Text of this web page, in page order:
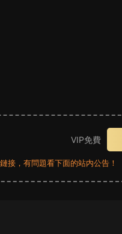
VIP免費
接，有問題看下面的站内公告！